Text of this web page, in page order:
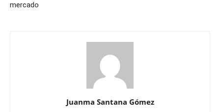
mercado
Juanma Santana Gómez